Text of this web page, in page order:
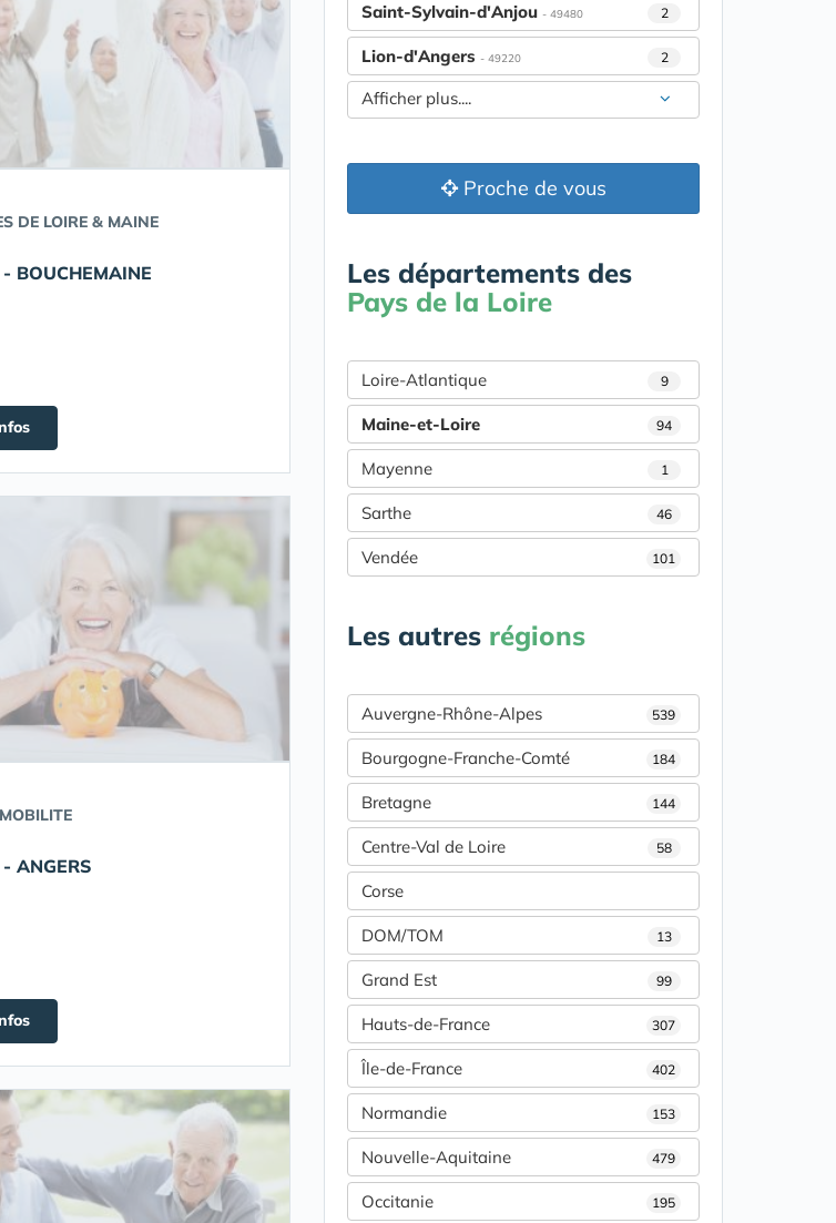
DE LOIRE & MAINE
BOUCHEMAINE
ANGERS
Saint-Sylvain-d'Anjou - 49480 2
Lion-d'Angers - 49220 2
Afficher plus....
Proche de vous
Les départements des
Pays de la Loire
Loire-Atlantique 9
Maine-et-Loire 94
Mayenne 1
Sarthe 46
Vendée 101
Les autres régions
Auvergne-Rhône-Alpes 539
Bourgogne-Franche-Comté 184
Bretagne 144
Centre-Val de Loire 58
Corse
DOM/TOM 13
Grand Est 99
Hauts-de-France 307
Île-de-France 402
Normandie 153
Nouvelle-Aquitaine 479
Occitanie 195